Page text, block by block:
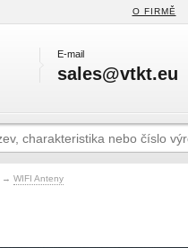
O FIRMĚ
E-mail
sales@vtkt.eu
→ WIFI Anteny